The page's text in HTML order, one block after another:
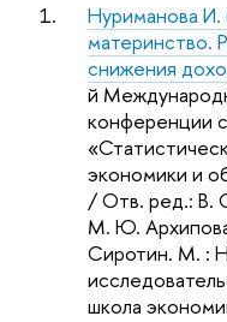
1. Нуриманова
материнство.
снижения
й
конференции
экономики и
/ Отв. ред.: В.
М. Ю.
Сиротин. М. :
школа